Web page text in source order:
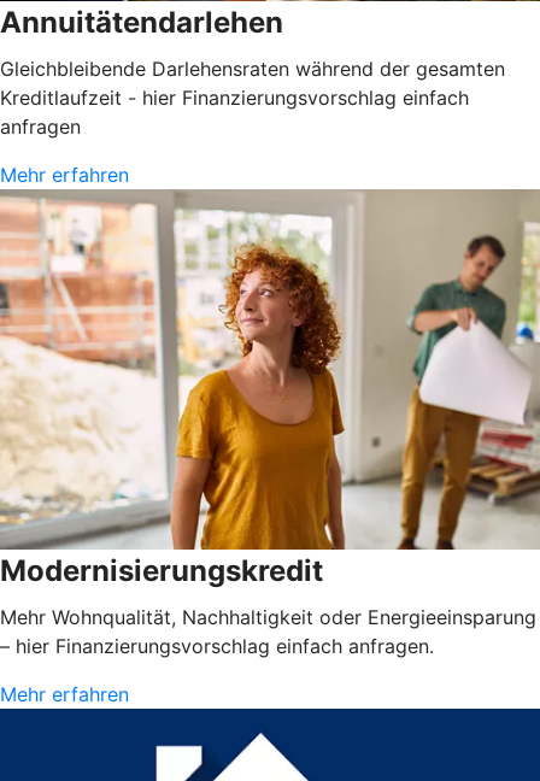
Annuitätendarlehen
Gleichbleibende Darlehensraten während der gesamten
Kreditlaufzeit - hier Finanzierungsvorschlag einfach
anfragen
Mehr erfahren
Modernisierungskredit
Mehr Wohnqualität, Nachhaltigkeit oder Energieeinsparung
– hier Finanzierungsvorschlag einfach anfragen.
Mehr erfahren